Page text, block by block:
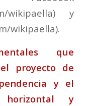
wikipaella) y
wikipaella).
que
proyecto de
y el
horizontal y